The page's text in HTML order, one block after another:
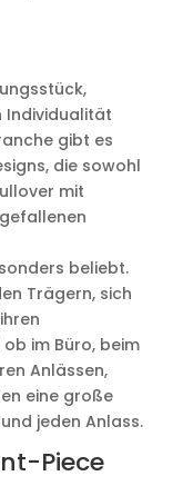
Individualität
gibt es
die sowohl
mit
beliebt.
Trägern, sich
im Büro, beim
Anlässen,
eine große
und jeden Anlass.
Piece